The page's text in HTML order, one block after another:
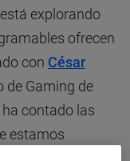
explorando
ofrecen
con César
de Gaming de
contado las
estamos